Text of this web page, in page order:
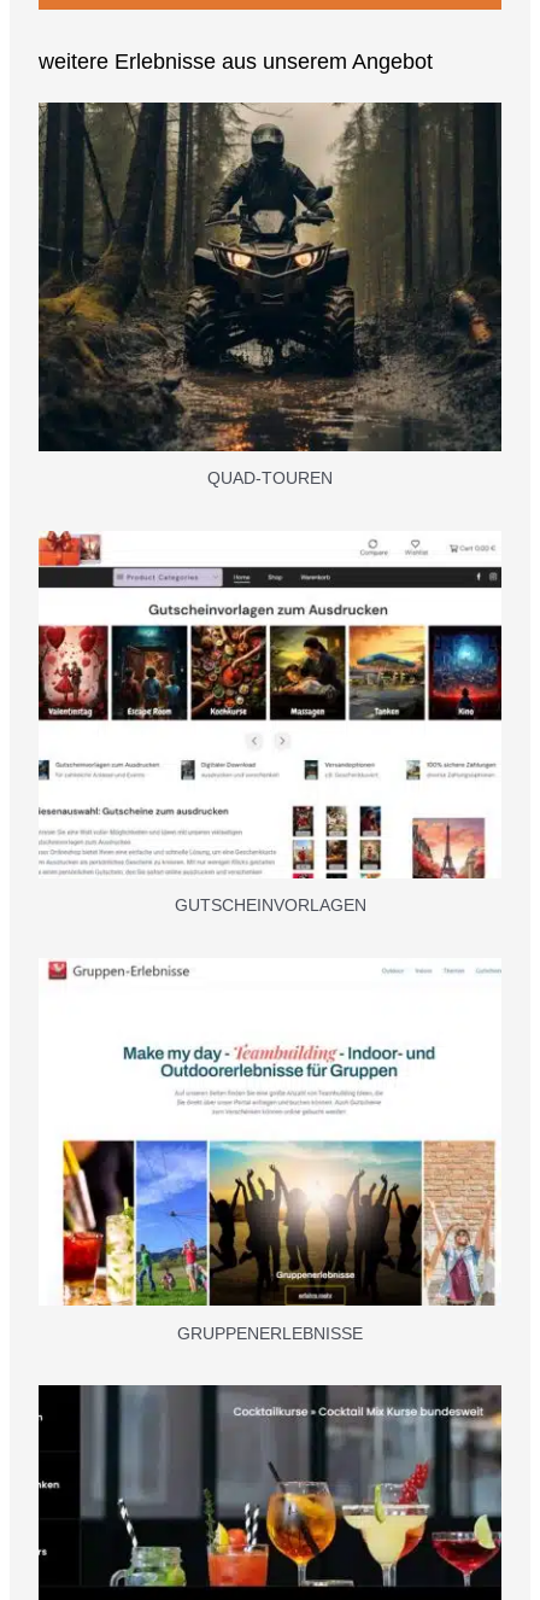
weitere Erlebnisse aus unserem Angebot
QUAD-TOUREN
GUTSCHEINVORLAGEN
GRUPPENERLEBNISSE